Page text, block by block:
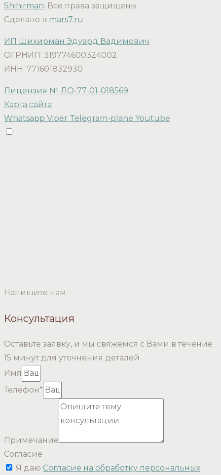
Shihirman. Все права защищены.
Сделано в mars7.ru
ИП Шихирман Эдуард Вадимович
ОГРНИП: 319774600324002
ИНН: 771601832930
Лицензия № ЛО-77-01-018569
Карта сайта
Whatsapp Viber Telegram-plane Youtube
Напишите нам
Консультация
Оставьте заявку, и мы свяжемся с Вами в течение
15 минут для уточнения деталей
Имя
Телефон*
Примечание
Согласие
Я даю Согласие на обработку персональных